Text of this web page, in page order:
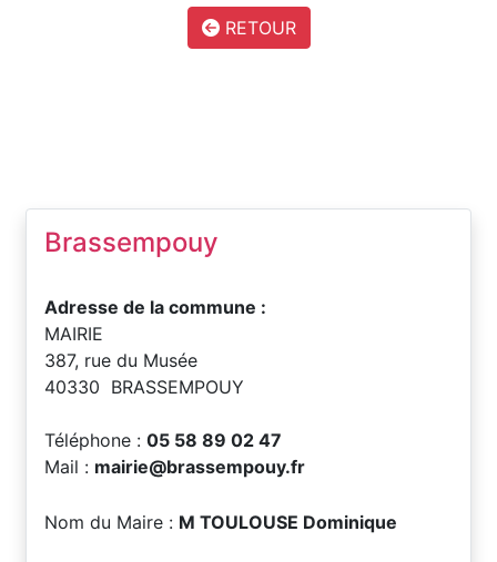
RETOUR
Brassempouy
Adresse de la commune :
MAIRIE
387, rue du Musée
40330 BRASSEMPOUY
Téléphone : 05 58 89 02 47
Mail : mairie@brassempouy.fr
Nom du Maire : M TOULOUSE Dominique